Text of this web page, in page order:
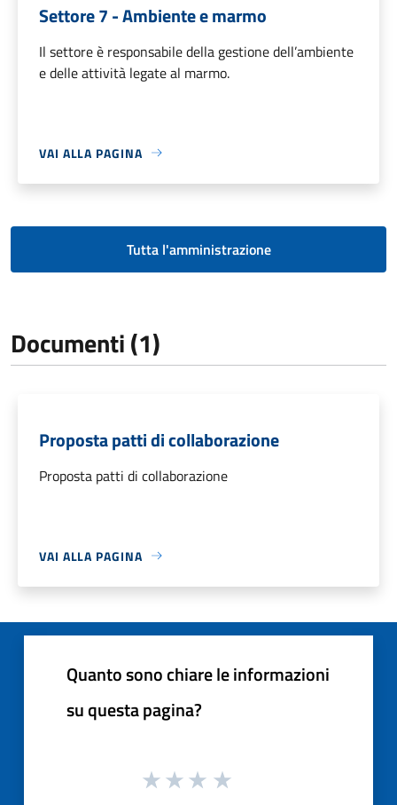
Settore 7 - Ambiente e marmo
Il settore è responsabile della gestione dell’ambiente
e delle attività legate al marmo.
VAI ALLA PAGINA
Tutta l'amministrazione
Documenti (1)
Proposta patti di collaborazione
Proposta patti di collaborazione
VAI ALLA PAGINA
Quanto sono chiare le informazioni
su questa pagina?